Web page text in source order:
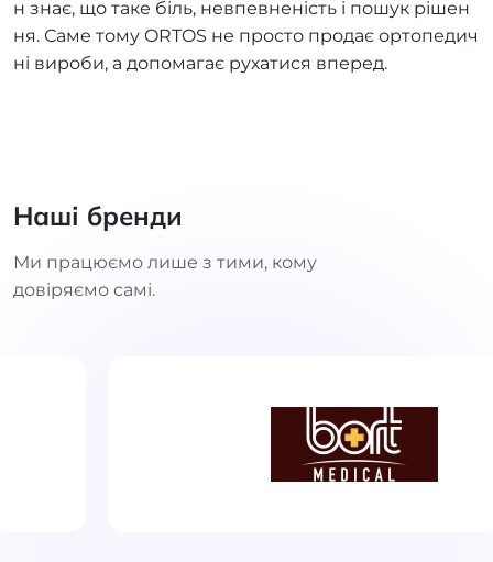
н знає, що таке біль, невпевненість і пошук рішен
ня. Саме тому ORTOS не просто продає ортопедич
ні вироби, а допомагає рухатися вперед.
Наші бренди
Ми працюємо лише з тими, кому
довіряємо самі.